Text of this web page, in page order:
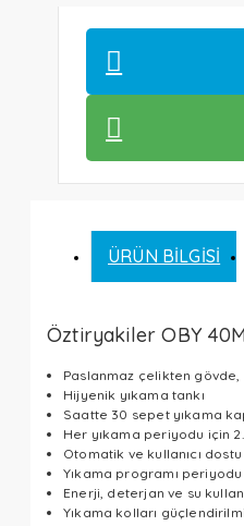
ÜRÜN BILGISI
Öztiryakiler OBY
Paslanmaz çelikten gövde,
Hijyenik yıkama tankı
Saatte 30 sepet yıkama
Her yıkama periyodu için
Otomatik ve kullanıcı
Yıkama programı periyodu
Enerji, deterjan ve su
Yıkama kolları